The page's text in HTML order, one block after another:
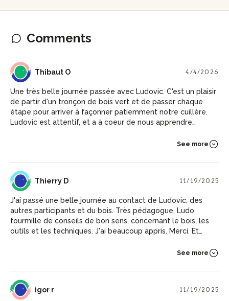
Comments
TO Thibaut O 4/4/2026
Une très belle journée passée avec Ludovic. C'est un plaisir
de partir d'un tronçon de bois vert et de passer chaque
étape pour arriver à façonner patiemment notre cuillère.
Ludovic est attentif, et a à coeur de nous apprendre
See more
TD Thierry D 11/19/2025
J'ai passé une belle journée au contact de Ludovic, des
autres participants et du bois. Très pédagogue, Ludo
fourmille de conseils de bon sens, concernant le bois, les
outils et les techniques. J'ai beaucoup appris. Merci. Et
See more
IR igor r 11/19/2025